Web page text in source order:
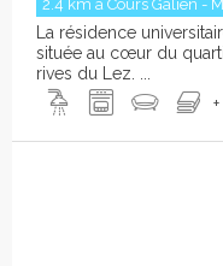
2.4 km à Cours Galien -
La résidence
située au cœur du
rives du Lez. ...